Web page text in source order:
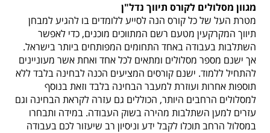
מגוון מסלולים לקורס תיווך נדל"ן
מטרת העל של כל קורס הנה לסייע ללומדים בו להגיע למבחן
תיווך המקרקעין מטעם רשם המתווכים מוכנים, כדי לאפשר
השתלבות בעבודה באחד התחומים המפותחים ביותר בישראל.
אך ישנם מספר מסלולים ומתאים לכל אחד ואחת אשר מעוניינים
להתחיל ללמוד. ישנם קורסים המציעים הכנה לבחינה בלבד ללא
תוספות אחרות ועוזרת למעבר הבחינה בלבד וזאת בנוסף
למסלולים הרחבים היותר, הכוללים גם עזרה לקראת הבחינה וגם
עזרים למען השתלבות מהירה בשוק העבודה. במידה ותבחרו
במסלול הרחב תוכלו לקבל ידע וניסיון רב שיעזור לכם בעבודה